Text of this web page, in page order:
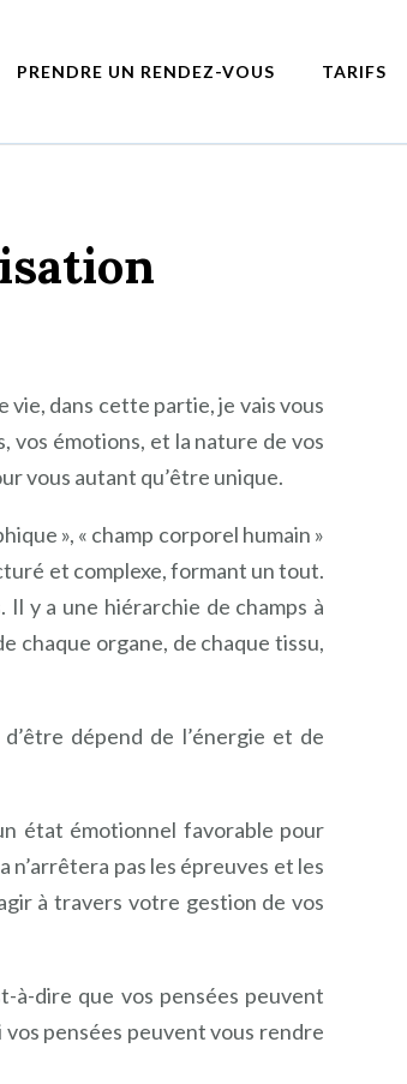
PRENDRE UN RENDEZ-VOUS TARIFS
dans cette partie, je vais vous
vos émotions, et la nature de vos
vous autant qu’être unique.
», « champ corporel humain »
et complexe, formant un tout.
y a une hiérarchie de champs à
chaque organe, de chaque tissu,
dépend de l’énergie et de
état émotionnel favorable pour
pas les épreuves et les
à travers votre gestion de vos
à-dire que vos pensées peuvent
vos pensées peuvent vous rendre